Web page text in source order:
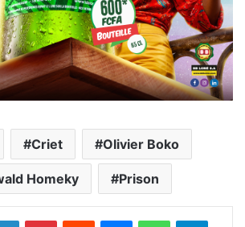
Criet Olivier Boko
Homeky Prison
Linkedin PinterestReddit MessengerWhatsAppTelegram